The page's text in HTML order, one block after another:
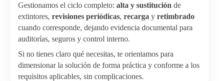
Gestionamos el ciclo completo: alta y sustitución de
extintores, revisiones periódicas, recarga y retimbrado
cuando corresponde, dejando evidencia documental para
auditorías, seguros y control interno.
Si no tienes claro qué necesitas, te orientamos para
dimensionar la solución de forma práctica y conforme a los
requisitos aplicables, sin complicaciones.